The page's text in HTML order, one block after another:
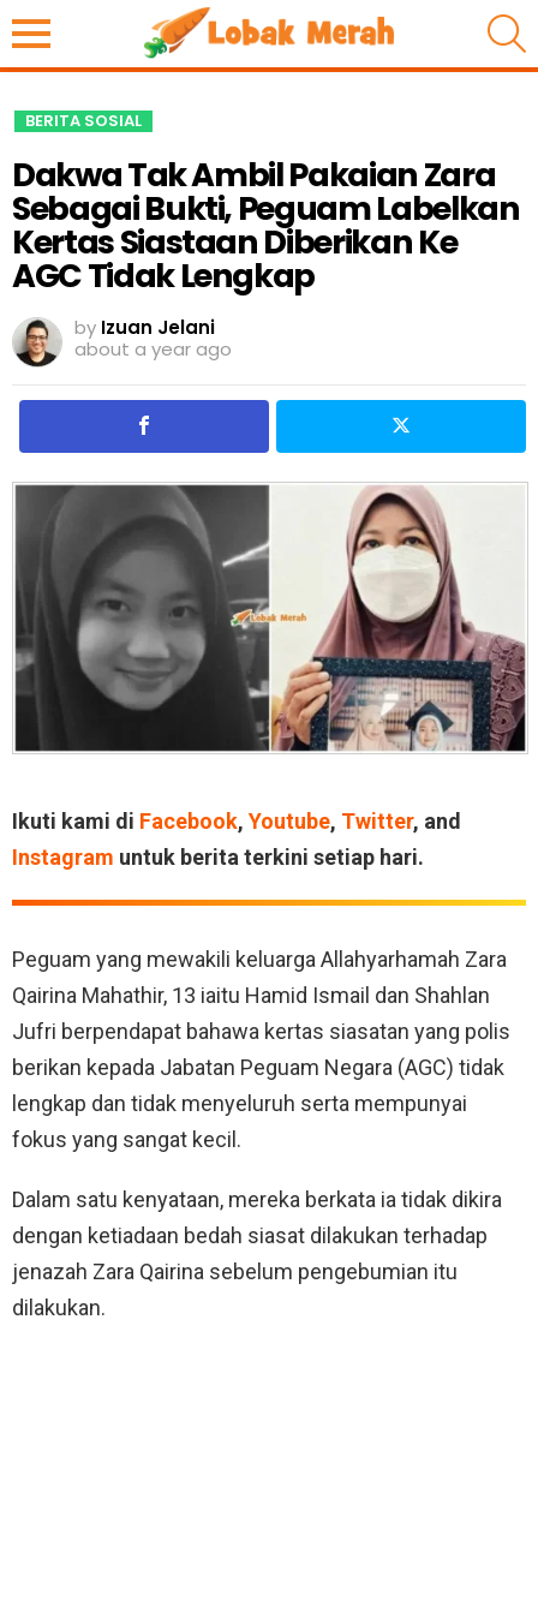
BERITA SOSIAL
Dakwa Tak Ambil Pakaian Zara
Sebagai Bukti, Peguam Labelkan
Kertas Siastaan Diberikan Ke
AGC Tidak Lengkap
by Izuan Jelani
about a year ago
Ikuti kami di Facebook, Youtube, Twitter, and
Instagram untuk berita terkini setiap hari.
Peguam yang mewakili keluarga Allahyarhamah Zara
Qairina Mahathir, 13 iaitu Hamid Ismail dan Shahlan
Jufri berpendapat bahawa kertas siasatan yang polis
berikan kepada Jabatan Peguam Negara (AGC) tidak
lengkap dan tidak menyeluruh serta mempunyai
fokus yang sangat kecil.
Dalam satu kenyataan, mereka berkata ia tidak dikira
dengan ketiadaan bedah siasat dilakukan terhadap
jenazah Zara Qairina sebelum pengebumian itu
dilakukan.